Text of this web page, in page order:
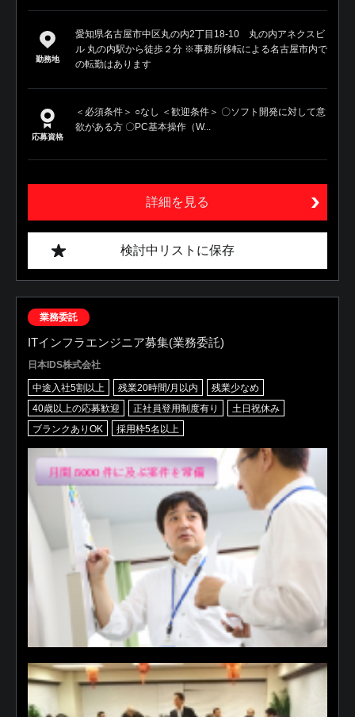
勤務地
愛知県名古屋市中区丸の内2丁目18-10 丸の内アネクスビ
ル 丸の内駅から徒歩２分 ※事務所移転による名古屋市内で
の転勤はあります
応募資格
＜必須条件＞ ○なし ＜歓迎条件＞ 〇ソフト開発に対して意
欲がある方 〇PC基本操作（W...
詳細を見る
検討中リストに保存
業務委託
ITインフラエンジニア募集(業務委託)
日本IDS株式会社
中途入社5割以上 残業20時間/月以内
残業少なめ
40歳以上の応募歓迎
正社員登用制度有り
土日祝休み
ブランクありOK
採用枠5名以上